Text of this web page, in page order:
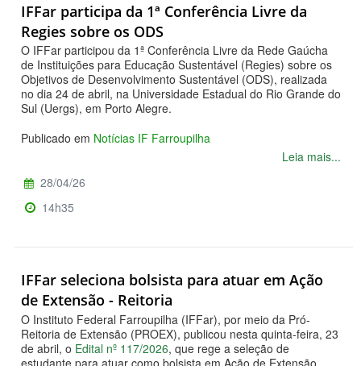
IFFar participa da 1ª Conferência Livre da
Regies sobre os ODS
O IFFar participou da 1ª Conferência Livre da Rede Gaúcha
de Instituições para Educação Sustentável (Regies) sobre os
Objetivos de Desenvolvimento Sustentável (ODS), realizada
no dia 24 de abril, na Universidade Estadual do Rio Grande do
Sul (Uergs), em Porto Alegre.
Publicado em Notícias IF Farroupilha
Leia mais...
28/04/26
14h35
IFFar seleciona bolsista para atuar em Ação
de Extensão - Reitoria
O Instituto Federal Farroupilha (IFFar), por meio da Pró-
Reitoria de Extensão (PROEX), publicou nesta quinta-feira, 23
de abril, o Edital nº 117/2026, que rege a seleção de